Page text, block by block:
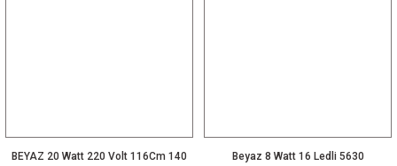
BEYAZ 20 Watt 220 Volt 116Cm 140
Beyaz 8 Watt 16 Ledli 5630